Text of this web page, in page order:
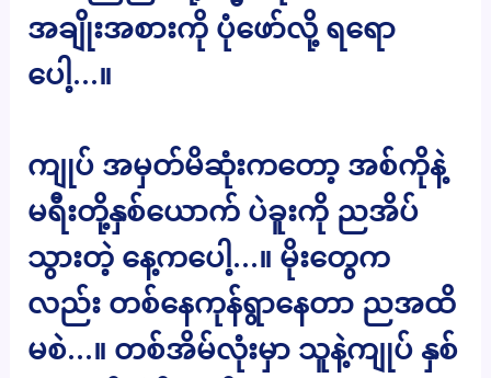
အချိုးအစားကို ပုံဖော်လို့ ရရော
ပေါ့…။
ကျုပ် အမှတ်မိဆုံးကတော့ အစ်ကိုနဲ့
မရီးတို့နှစ်ယောက် ပဲခူးကို ညအိပ်
သွားတဲ့ နေ့ကပေါ့…။ မိုးတွေက
လည်း တစ်နေကုန်ရွာနေတာ ညအထိ
မစဲ…။ တစ်အိမ်လုံးမှာ သူနဲ့ကျုပ် နှစ်